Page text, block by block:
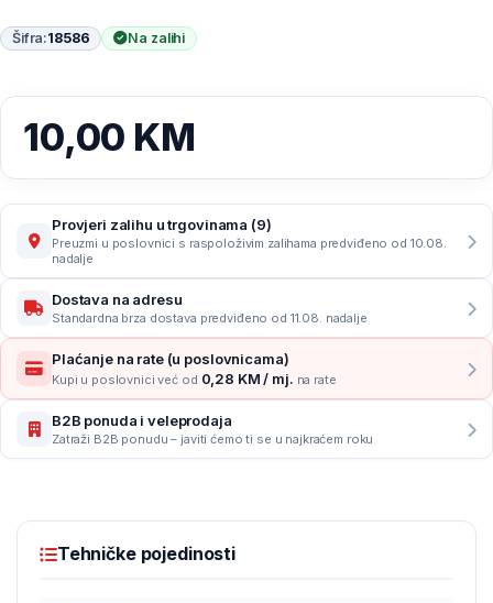
Šifra:18586 Na zalihi
10,00 KM
Provjeri zalihu u trgovinama (9)
Preuzmi u poslovnici s raspoloživim zalihama predviđeno od 10.08.
nadalje
Dostava na adresu
Standardna brza dostava predviđeno od 11.08. nadalje
Plaćanje na rate (u poslovnicama)
Kupi u poslovnici već od 0,28 KM / mj. na rate
B2B ponuda i veleprodaja
Zatraži B2B ponudu – javiti ćemo ti se u najkraćem roku
Tehničke pojedinosti